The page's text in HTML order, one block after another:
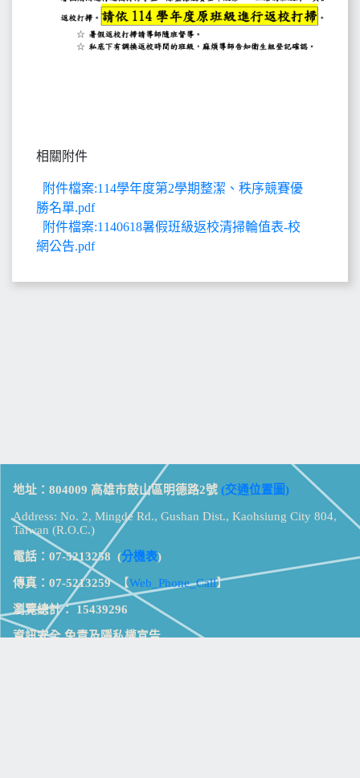
相關附件
附件檔案:114學年度第2學期整潔、秩序競賽優
勝名單.pdf
附件檔案:1140618暑假班級返校清掃輪值表-校
網公告.pdf
地址：804009 高雄市鼓山區明德路2號 (交通位置圖)
Address: No. 2, Mingde Rd., Gushan Dist., Kaohsiung City 804,
Taiwan (R.O.C.)
電話：07-5213258 (分機表)
傳真：07-5213259【Web_Phone_Call】
瀏覽總計： 15439296
資訊安全 免責及隱私權宣告